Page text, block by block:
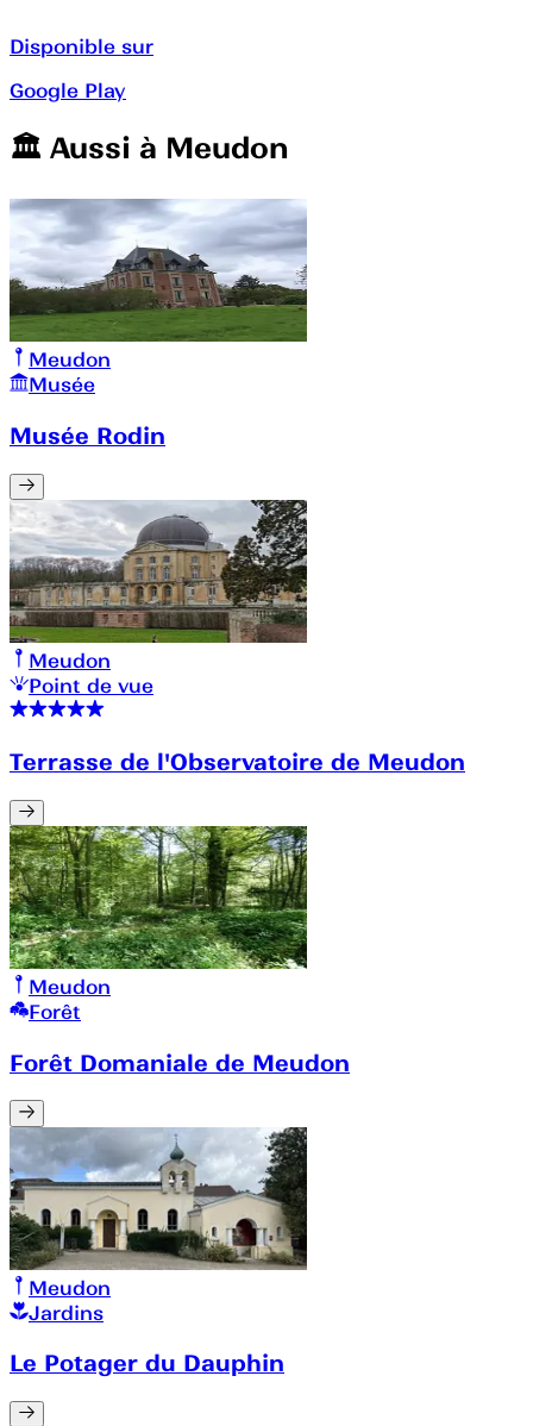
Disponible sur
Google Play
🏛️️ Aussi à Meudon
Meudon
Musée
Musée Rodin
Meudon
Point de vue
Terrasse de l'Observatoire de Meudon
Meudon
Forêt
Forêt Domaniale de Meudon
Meudon
Jardins
Le Potager du Dauphin